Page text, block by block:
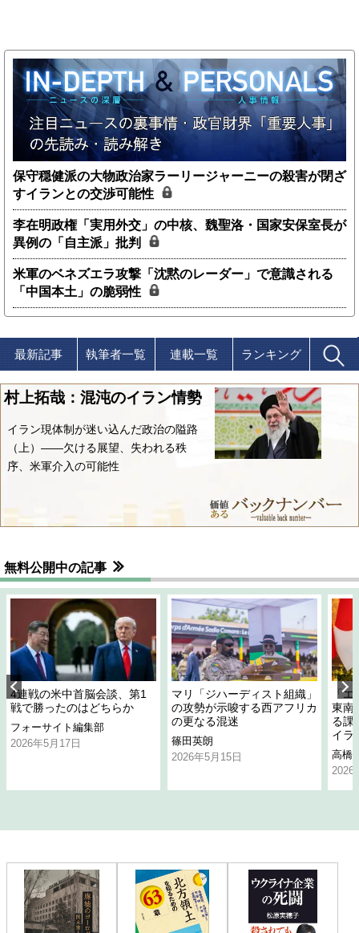
保守穏健派の大物政治家ラーリージャーニーの殺害が閉ざ
すイランとの交渉可能性
李在明政権「実用外交」の中核、魏聖洛・国家安保室長が
異例の「自主派」批判
米軍のベネズエラ攻撃「沈黙のレーダー」で意識される
「中国本土」の脆弱性
最新記事 執筆者一覧 連載一覧 ランキング
村上拓哉：混沌のイラン情勢
イラン現体制が迷い込んだ政治の隘路
（上）――欠ける展望、失われる秩
序、米軍介入の可能性
無料公開中の記事
4連戦の米中首脳会談、第1
戦で勝ったのはどちらか
フォーサイト編集部
2026年5月17日
マリ「ジハーディスト組織」
の攻勢が示唆する西アフリカ
の更なる混迷
篠田英朗
2026年5月15日
「
東南
る課
イラ
高橋
2026